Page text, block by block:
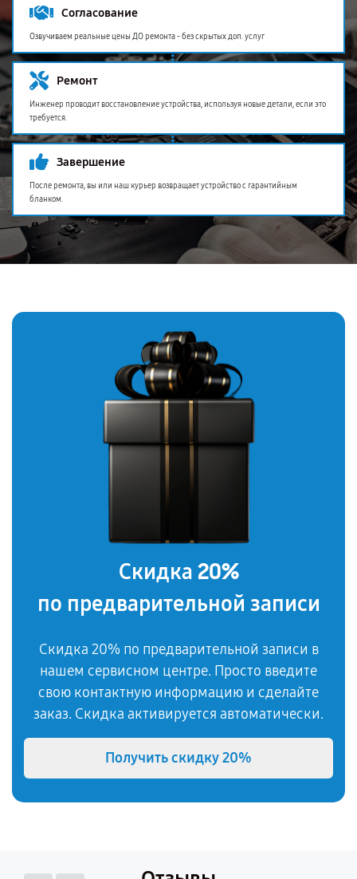
Согласование
Озвучиваем реальные цены ДО ремонта - без скрытых доп. услуг
Ремонт
Инженер проводит восстановление устройства, используя новые детали, если это
требуется.
Завершение
После ремонта, вы или наш курьер возвращает устройство с гарантийным
бланком.
Скидка 20%
по предварительной записи
Скидка 20% по предварительной записи в
нашем сервисном центре. Просто введите
свою контактную информацию и сделайте
заказ. Скидка активируется автоматически.
Получить скидку20%